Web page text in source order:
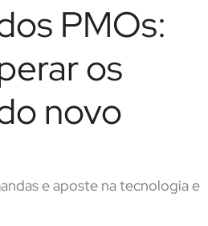
PMOs:
os
novo
e aposte na tecnologia e